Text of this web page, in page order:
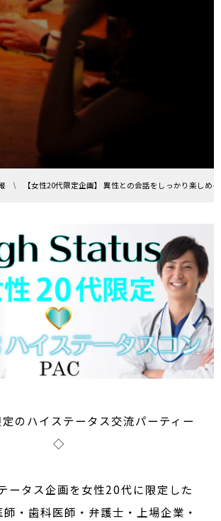
【女性20代限定企画】 異性との会話をしっかり楽し
のハイステータス交流パーティー
◇
ータス企画を女性20代に限定した
・歯科医師・弁護士・上場企業・